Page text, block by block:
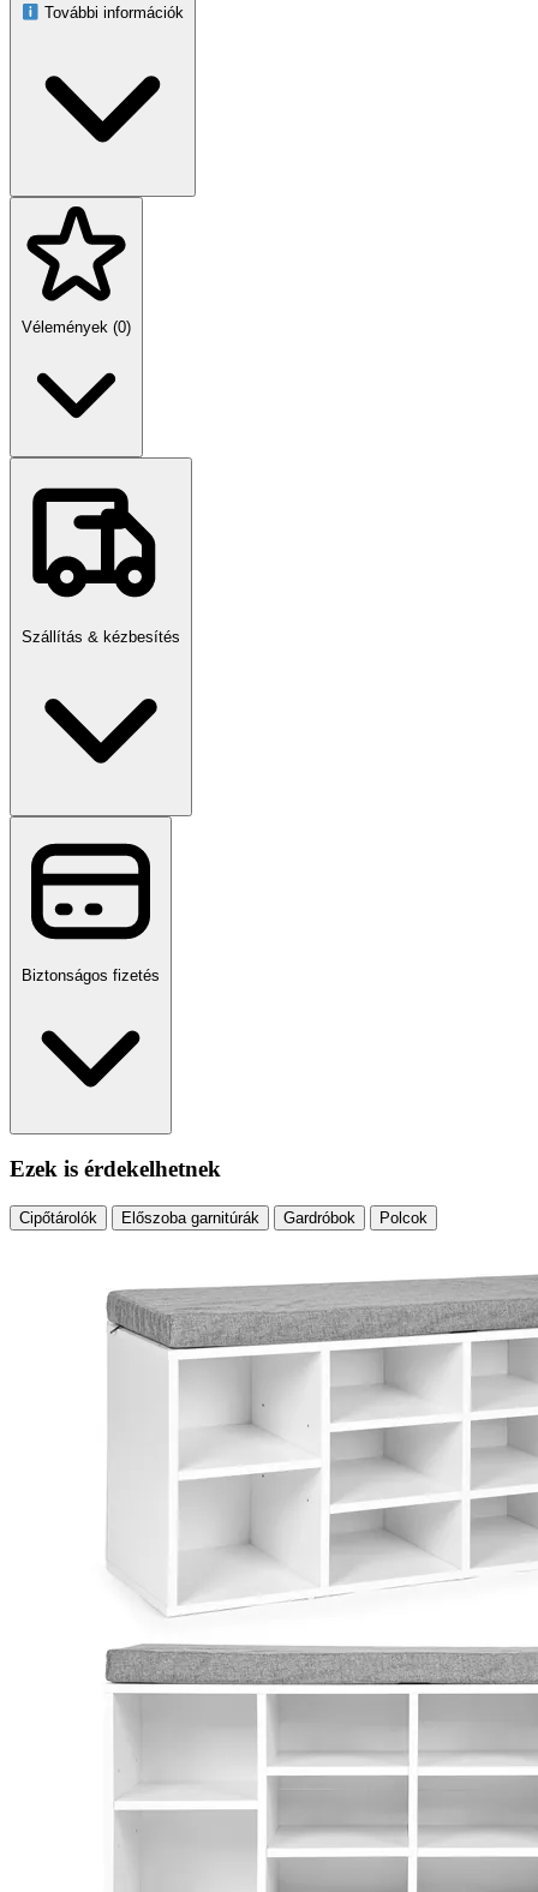
Anyag: alumínium, üveg
Csomag mérete: 65 x 65 x 5,5 cm
További információk
Vélemények (0)
Szállítás & kézbesítés
Biztonságos fizetés
Ezek is érdekelhetnek
Cipőtárolók Előszoba garnitúrák Gardróbok Polcok